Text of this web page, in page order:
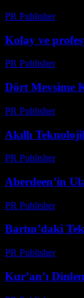
PR Publisher-
Kolay ve
PR Publisher-
Dört Mevsime
PR Publisher-
Akıllı
PR Publisher-
Aberdeen’in
PR Publisher-
Bartın’daki
PR Publisher-
Kur’an’ı